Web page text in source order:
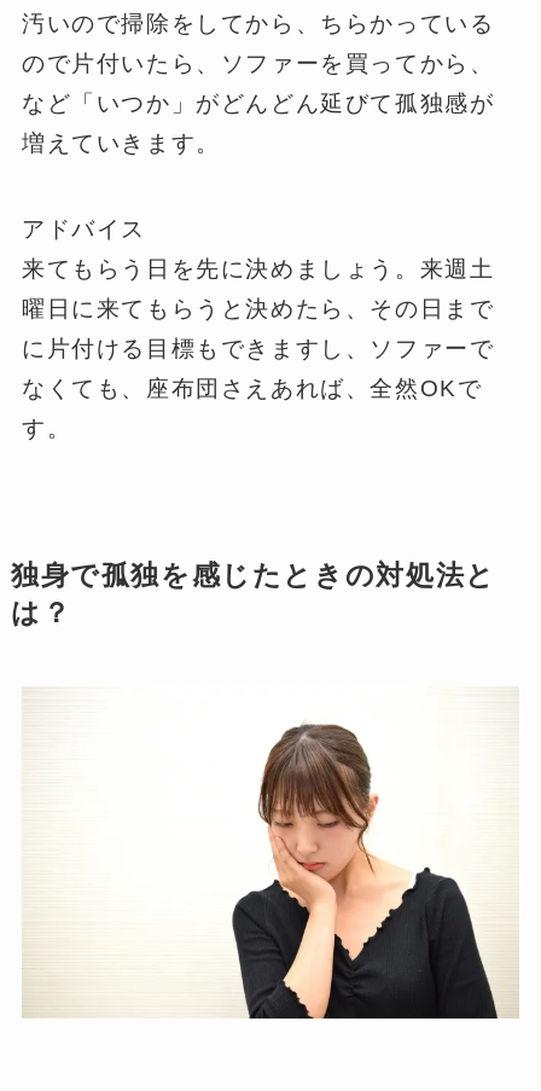
汚いので掃除をしてから、ちらかっている
ので片付いたら、ソファーを買ってから、
など「いつか」がどんどん延びて孤独感が
増えていきます。
アドバイス
来てもらう日を先に決めましょう。来週土
曜日に来てもらうと決めたら、その日まで
に片付ける目標もできますし、ソファーで
なくても、座布団さえあれば、全然OKで
す。
独身で孤独を感じたときの対処法と
は？